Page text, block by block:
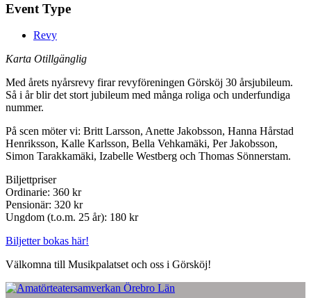
Event Type
Revy
Karta Otillgänglig
Med årets nyårsrevy firar revyföreningen Görsköj 30 årsjubileum.
Så i år blir det stort jubileum med många roliga och underfundiga
nummer.
På scen möter vi: Britt Larsson, Anette Jakobsson, Hanna Hårstad
Henriksson, Kalle Karlsson, Bella Vehkamäki, Per Jakobsson,
Simon Tarakkamäki, Izabelle Westberg och Thomas Sönnerstam.
Biljettpriser
Ordinarie: 360 kr
Pensionär: 320 kr
Ungdom (t.o.m. 25 år): 180 kr
Biljetter bokas här!
Välkomna till Musikpalatset och oss i Görsköj!